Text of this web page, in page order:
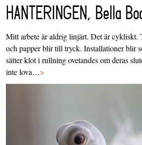
HANTERINGEN, Bella
Mitt arbete är aldrig linjärt. Det är cykliskt.
och papper blir till tryck. Installationer blir
sätter klot i rullning ovetandes om deras
inte lova…>